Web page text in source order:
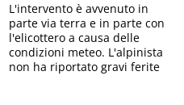
L'intervento è avvenuto in
parte via terra e in parte con
l'elicottero a causa delle
condizioni meteo. L'alpinista
non ha riportato gravi ferite